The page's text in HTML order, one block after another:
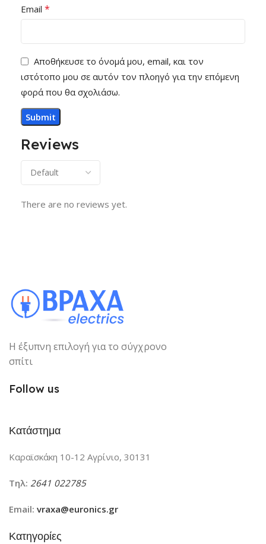
Reviews
There are no reviews yet.
Email *
Αποθήκευσε το όνομά μου, email, και τον
ιστότοπο μου σε αυτόν τον πλοηγό για την επόμενη
φορά που θα σχολιάσω.
Η έξυπνη επιλογή για το σύγχρονο
σπίτι
Follow us
Κατάστημα
Καραϊσκάκη 10-12 Αγρίνιο, 30131
Τηλ: 2641 022785
Email: vraxa@euronics.gr
Κατηγορίες